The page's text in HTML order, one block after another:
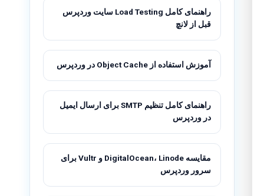
راهنمای کامل Load Testing سایت وردپرس
قبل از لانچ
آموزش استفاده از Object Cache در وردپرس
راهنمای کامل تنظیم SMTP برای ارسال ایمیل
در وردپرس
مقایسه DigitalOcean، Linode و Vultr برای
سرور وردپرس